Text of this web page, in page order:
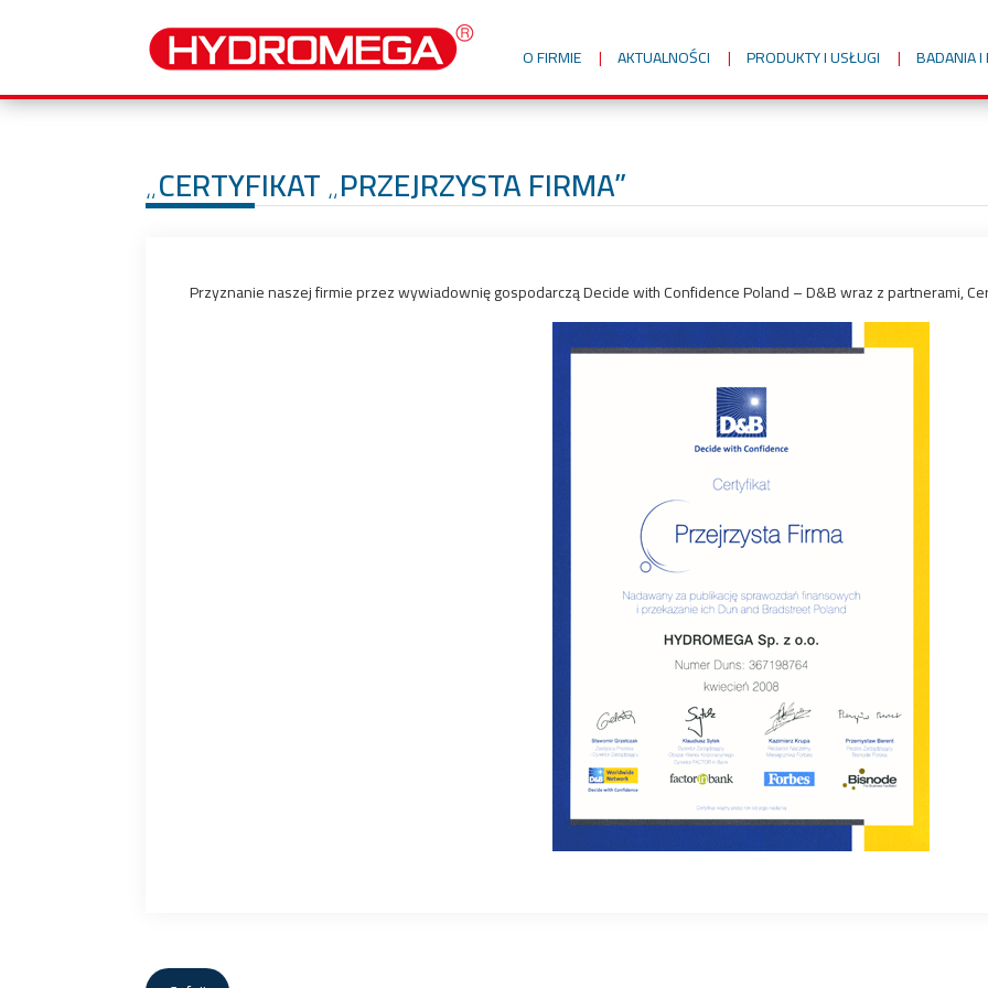
O FIRMIE AKTUALNOŚCI PRODUKTY I USŁUGI BADANIA
„CERTYFIKAT „PRZEJRZYSTA FIRMA”
Przyznanie naszej firmie przez wywiadownię gospodarczą Decide with Confidence Poland – D&B wraz z partnerami,